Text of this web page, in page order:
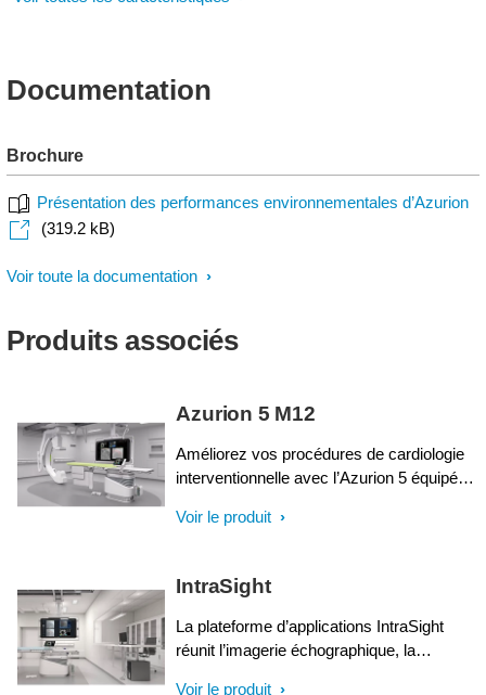
Documentation
Brochure
Présentation des performances environnementales d’Azurion
(319.2 kB)
Voir toute la documentation
Produits associés
Azurion 5 M12
Améliorez vos procédures de cardiologie
interventionnelle avec l’Azurion 5 équipé
d’imagerie interventionnelle haute
interventions cardiaques complexes.
Contrôlez facilement toutes les
applications pertinentes depuis la table
Voir le produit
IntraSight
La plateforme d’applications IntraSight
réunit l’imagerie échographique, la
Voir le produit